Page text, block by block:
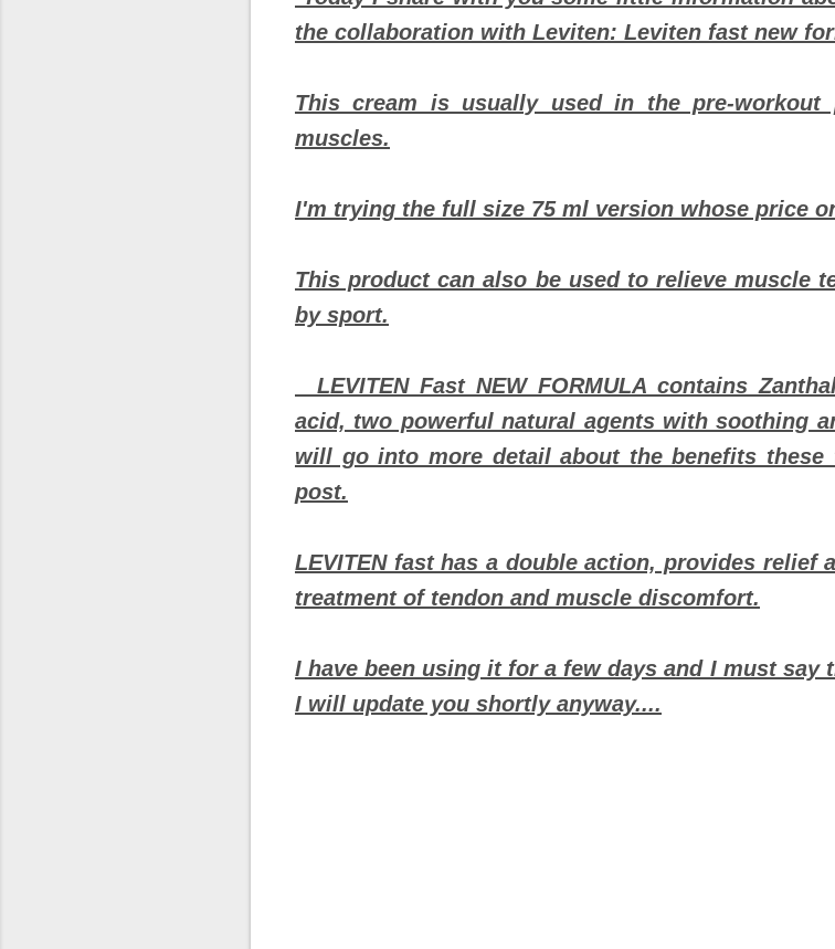
the collaboration with Leviten: Leviten fast new
This cream is usually used in the pre-
muscles.
I'm trying the full size 75 ml version whose price
This product can also be used to relieve muscle
by sport.
LEVITEN Fast NEW FORMULA contains
acid, two powerful natural agents with soothing
will go into more detail about the benefits
post.
LEVITEN fast has a double action, provides relief
treatment of tendon and muscle discomfort.
I have been using it for a few days and I must
I will update you shortly anyway....